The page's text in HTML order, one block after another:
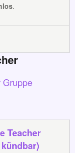
.
Gruppe
Teacher